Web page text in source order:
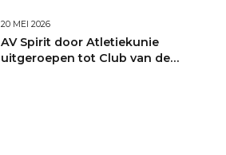
20 MEI 2026
AV Spirit door Atletiekunie
uitgeroepen tot Club van de